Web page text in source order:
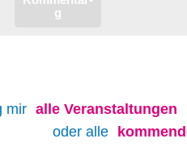
mir alle Veranstaltungen
oder alle